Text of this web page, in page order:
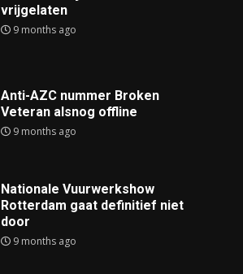
vrijgelaten
9 months ago
Anti-AZC nummer Broken
Veteran alsnog offline
9 months ago
Nationale Vuurwerkshow
Rotterdam gaat definitief niet
door
9 months ago